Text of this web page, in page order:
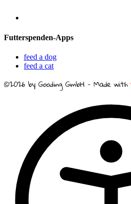
Futterspenden-Apps
feed a dog
feed a cat